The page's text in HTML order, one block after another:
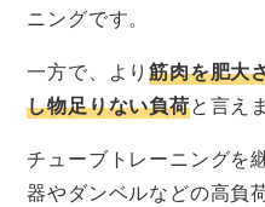
ニングです。
一方で、より筋肉を肥大
し物足りない負荷と言え
チューブトレーニングを
器やダンベルなどの高負